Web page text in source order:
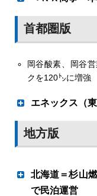
本英二社長）は13
開発に着手したと
ＬＰガスを化石燃
造するための高効
ことで３者が合意
（ＮＥＤＯ）が委
地域密着 エネ
首都圏版
岡谷酸素、岡谷
クを120㌧に増強
エネックス（
再エネ軸の電
ン」
地方版
北海道＝杉山
で民泊運営